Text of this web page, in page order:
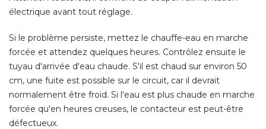
électrique avant tout réglage.
Si le problème persiste, mettez le chauffe-eau en marche
forcée et attendez quelques heures. Contrôlez ensuite le
tuyau d'arrivée d'eau chaude. S'il est chaud sur environ 50
cm, une fuite est possible sur le circuit, car il devrait
normalement être froid. Si l'eau est plus chaude en marche
forcée qu'en heures creuses, le contacteur est peut-être
défectueux.